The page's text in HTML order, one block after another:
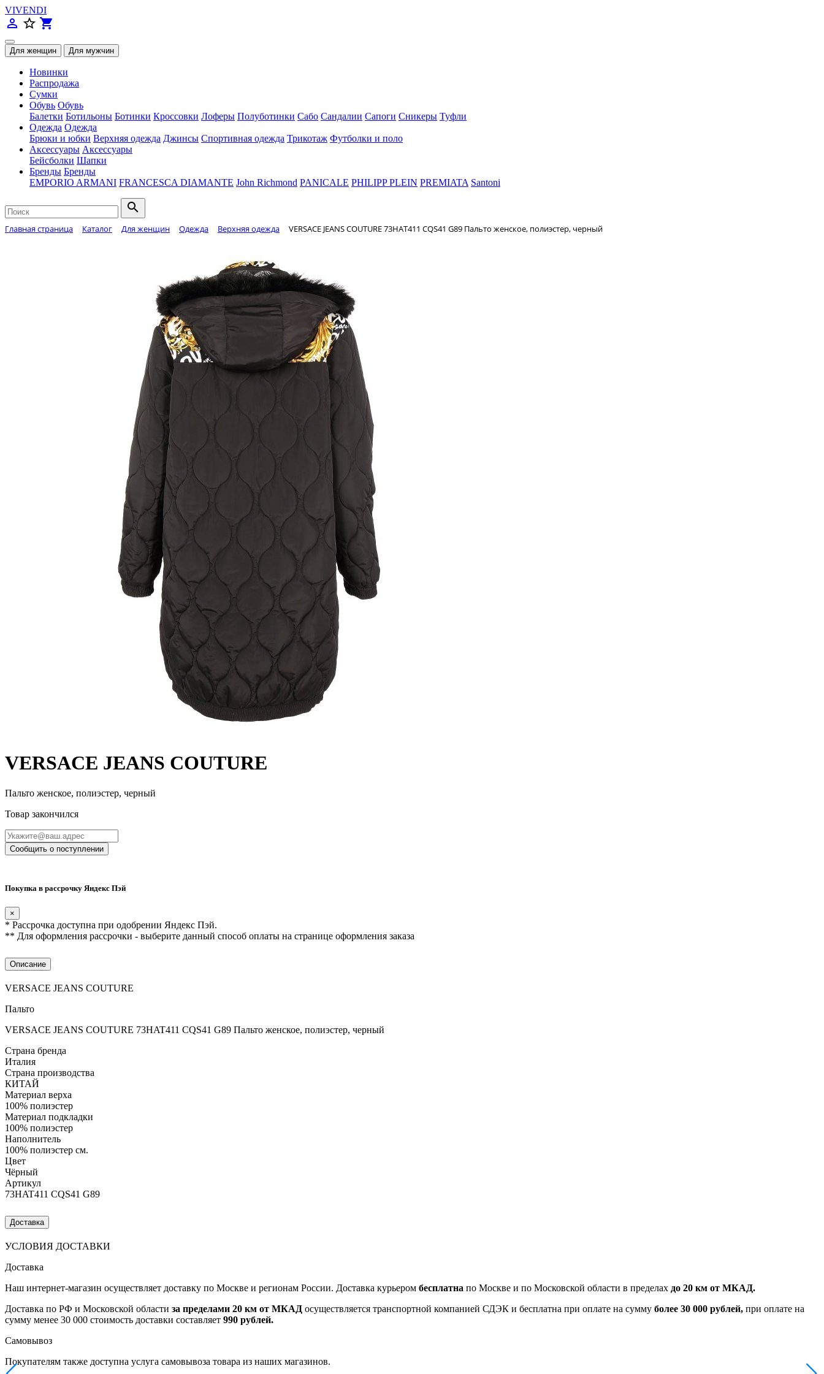
VIVENDI
person_outline star_border shopping_cart
Новинки
Распродажа
Сумки
Обувь Обувь
Балетки Ботильоны Ботинки Кроссовки Лоферы Полуботинки Сабо Сандалии Сапоги Сникеры Туфли
Одежда Одежда
Брюки и юбки Верхняя одежда Джинсы Спортивная одежда Трикотаж Футболки и поло
Аксессуары Аксессуары
Бейсболки Шапки
Бренды Бренды
EMPORIO ARMANI FRANCESCA DIAMANTE John Richmond PANICALE PHILIPP PLEIN PREMIATA Santoni
search
Главная страница Каталог Для женщин Одежда Верхняя одежда VERSACE JEANS COUTURE 73HAT411 CQS41 G89 Пальто женское, полиэстер, черный
VERSACE JEANS COUTURE
Пальто женское, полиэстер, черный
Товар закончился
Сообщить о поступлении
Покупка в рассрочку Яндекс Пэй
×
* Рассрочка доступна при одобрении Яндекс Пэй.
** Для оформления рассрочки - выберите данный способ оплаты на странице оформления заказа
Описание
VERSACE JEANS COUTURE
Пальто
VERSACE JEANS COUTURE 73HAT411 CQS41 G89 Пальто женское, полиэстер, черный
Страна бренда
Италия
Страна производства
КИТАЙ
Материал верха
100% полиэстер
Материал подкладки
100% полиэстер
Наполнитель
100% полиэстер см.
Цвет
Чёрный
Артикул
73HAT411 CQS41 G89
Доставка
УСЛОВИЯ ДОСТАВКИ
Доставка
Наш интернет-магазин осуществляет доставку по Москве и регионам России. Доставка курьером бесплатна по Москве и по Московской области в пределах до 20 км от МКАД.
Доставка по РФ и Московской области за пределами 20 км от МКАД осуществляется транспортной компанией СДЭК и бесплатна при оплате на сумму более 30 000 рублей, при оплате на
сумму менее 30 000 стоимость доставки составляет 990 рублей.
Самовывоз
Покупателям также доступна услуга самовывоза товара из наших магазинов.